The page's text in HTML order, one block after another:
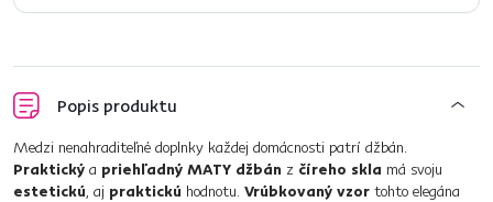
Popis produktu
Medzi nenahraditeľné doplnky každej domácnosti patrí džbán.
Praktický a priehľadný MATY džbán z číreho skla má svoju
estetickú, aj praktickú hodnotu. Vrúbkovaný vzor tohto elegána